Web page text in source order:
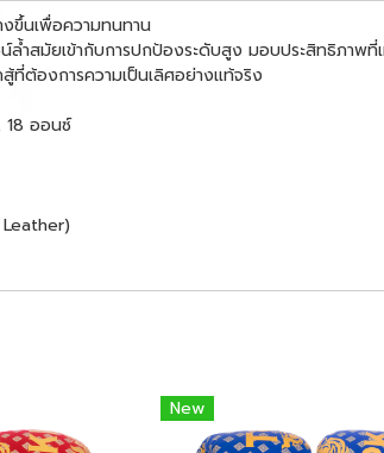
ขึ้นเพื่อความทนทาน
ล้ำสมัยเข้ากับการปกป้องระดับสูง มอบประสิทธิภาพ
สู้ที่ต้องการความเป็นเลิศอย่างแท้จริง
18 ออนซ์
New